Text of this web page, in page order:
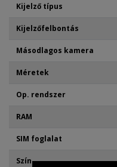
Kijelző típus
Kijelzőfelbontás
Másodlagos kamera
Méretek
Op. rendszer
RAM
SIM foglalat
Szín